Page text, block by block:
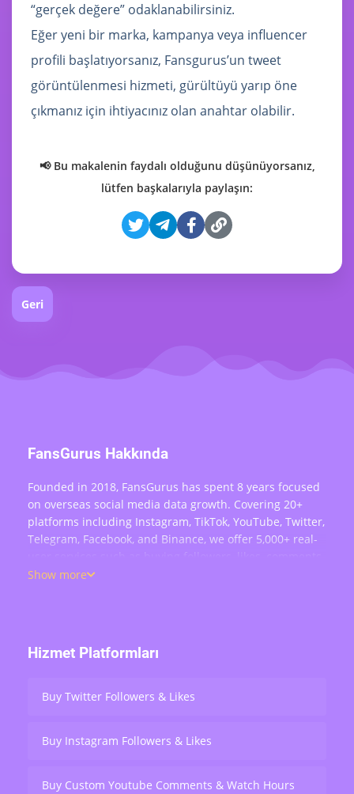
“gerçek değere” odaklanabilirsiniz.
Eğer yeni bir marka, kampanya veya influencer
profili başlatıyorsanız, Fansgurus’un tweet
görüntülenmesi hizmeti, gürültüyü yarıp öne
çıkmanız için ihtiyacınız olan anahtar olabilir.
📢 Bu makalenin faydalı olduğunu düşünüyorsanız,
lütfen başkalarıyla paylaşın:
Geri
FansGurus Hakkında
Founded in 2018, FansGurus has spent 8 years focused
on overseas social media data growth. Covering 20+
platforms including Instagram, TikTok, YouTube, Twitter,
Telegram, Facebook, and Binance, we offer 5,000+ real-
views, retweets, and live stream engagement — serving
Show more
Hizmet Platformları
Buy Twitter Followers & Likes
Buy Instagram Followers & Likes
Buy Custom Youtube Comments & Watch Hours